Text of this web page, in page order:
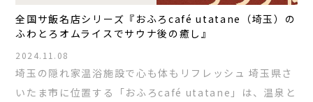
JA
全国サ飯名店シリーズ『おふろcafé utatane（埼玉）の
ふわとろオムライスでサウナ後の癒し』
2024.11.08
埼玉の隠れ家温浴施設で心も体もリフレッシュ 埼玉県さ
いたま市に位置する「おふろcafé utatane」は、温泉と